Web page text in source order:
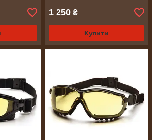
1 250 ₴
Купити